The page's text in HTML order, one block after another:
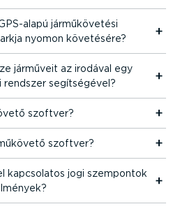
alapú jármű­kö­vetési
nyomon követésére?
járműveit az irodával egy
rendszer segít­sé­gével?
szoftver?
szoftver?
kapcsolatos jogi szempontok